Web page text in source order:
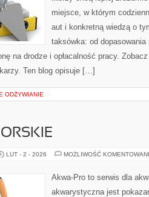
miejsce, w którym
aut i konkretną wiedzą o
taksówka: od
na drodze i opłacalność pracy.
Ten blog opisuje […]
ODŻYWIANIE
LUT - 2 - 2026 MOŻLIWOŚĆ
Akwa-Pro to serwis dla
akwarystyczna jest